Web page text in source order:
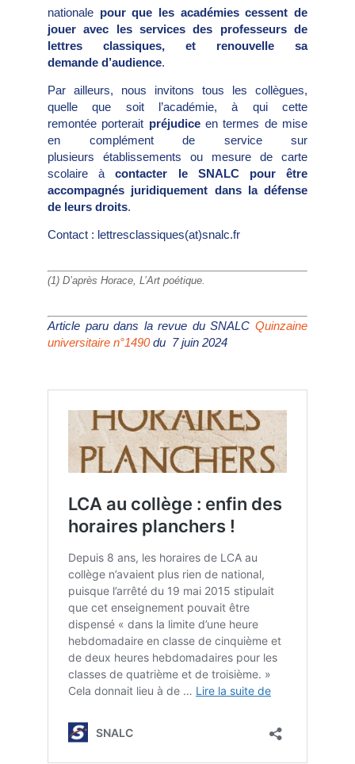
nationale pour que les académies cessent de
jouer avec les services des professeurs de
lettres classiques, et renouvelle sa
demande d’audience.
Par ailleurs, nous invitons tous les collègues,
quelle que soit l’académie, à qui cette
remontée porterait préjudiceen termes de mise
en complément de service sur
plusieurs établissements ou mesure de carte
scolaire àcontacter le SNALC pour être
accompagnés juridiquement dans la défense
de leurs droits.
Contact : lettresclassiques(at)snalc.fr
(1) D’après Horace, L’Art poétique.
Article paru dans la revue du SNALC Quinzaine
universitaire n°1490du 7 juin 2024